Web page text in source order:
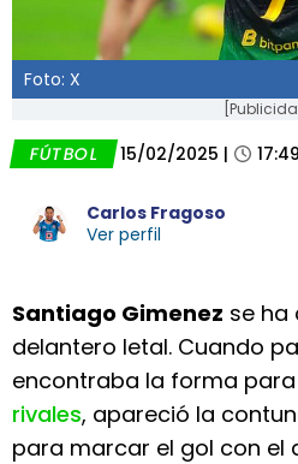
Foto: X
FÚTBOL 15/02/2025 | 17:49
Carlos Fragoso
Ver perfil
Santiago Gimenez se ha
delantero letal. Cuando
encontraba la forma
rivales, apareció la
para marcar el gol con el